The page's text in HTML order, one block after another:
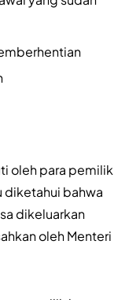
oleh para pemilik
diketahui bahwa
dikeluarkan
oleh Menteri